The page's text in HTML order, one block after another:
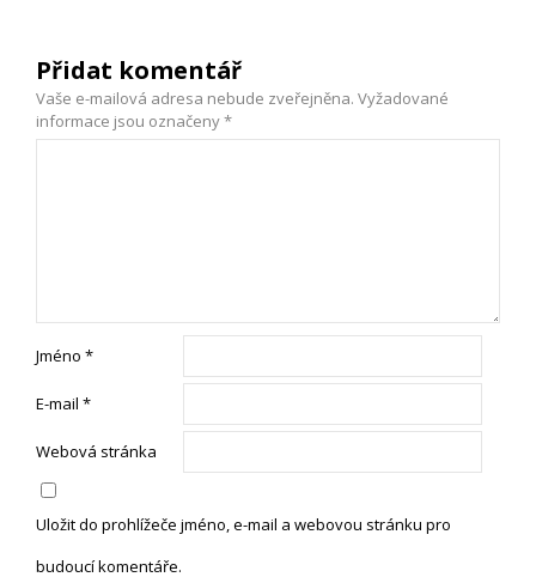
Přidat komentář
Vaše e-mailová adresa nebude zveřejněna. Vyžadované
informace jsou označeny*
Jméno *
E-mail *
Webová stránka
Uložit do prohlížeče jméno, e-mail a webovou stránku pro
budoucí komentáře.